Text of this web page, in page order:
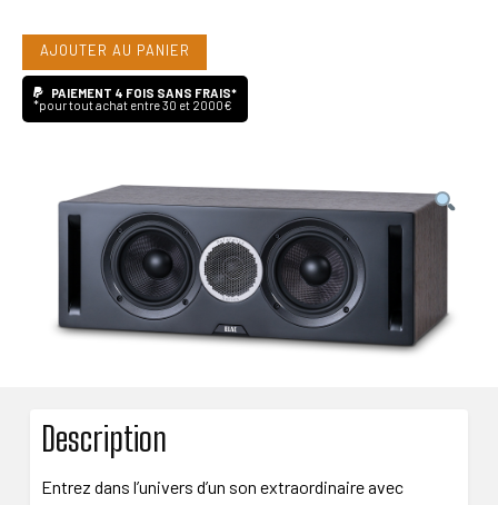
DCR52
AJOUTER AU PANIER
PAIEMENT 4 FOIS SANS FRAIS*
*pour tout achat entre 30 et 2000€
Description
Entrez dans l’univers d’un son extraordinaire avec